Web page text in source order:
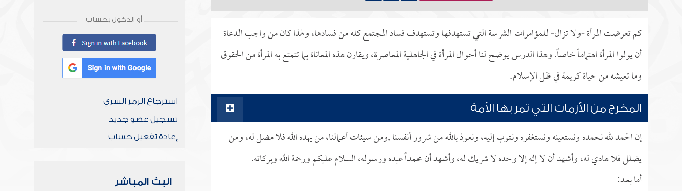
كم تعرضت المرأة -ولا تزال- للمؤامرات الشرسة التي تستهدفها وتستهدف فساد المجتمع كله من فسادها، ولهذا كان من واجب الدعاة
أن يولوا المرأة اهتماماً خاصاً. وهذا الدرس يوضح لنا أحوال المرأة في الجاهلية المعاصرة، ويقارن هذه المعاناة بما تتمتع به المرأة من الحقوق
وما تعيشه من حياة كريمة في ظل الإسلام.
المخرج من الأزمات التي تمر بها الأمة
إن الحمد لله نحمده ونستعينه ونستغفره ونتوب إليه، ونعوذ بالله من شرور أنفسنا ,ومن سيئات أعمالنا، من يهده الله فلا مضل له، ومن
يضلل فلا هادي له، وأشهد أن لا إله إلا وحده لا شريك له، وأشهد أن محمداً عبده ورسوله، السلام عليكم ورحمة الله وبركاته.
أما بعــد:
أو الدخول بحساب
استرجاع الرمز السري
تسجيل عضو جديد
إعادة تفعيل حساب
البث المباشر